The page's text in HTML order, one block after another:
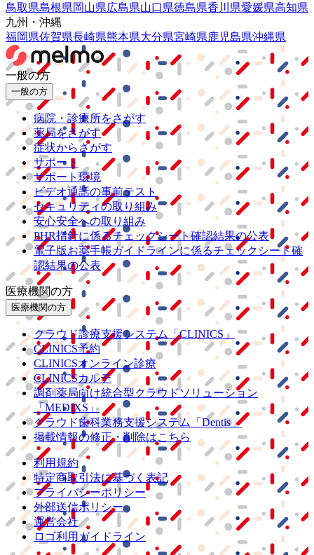
鳥取県島根県岡山県広島県山口県徳島県香川県愛媛県高知県
九州・沖縄
福岡県佐賀県長崎県熊本県大分県宮崎県鹿児島県沖縄県
一般の方
一般の方
病院・診療所をさがす
薬局をさがす
症状からさがす
サポート
サポート環境
ビデオ通話の事前テスト
セキュリティの取り組み
安心安全への取り組み
PHR指針に係るチェックシート確認結果の公表
電子版お薬手帳ガイドラインに係るチェックシート確
認結果の公表
医療機関の方
医療機関の方
クラウド診療支援システム
「CLINICS」
CLINICS予約
CLINICSオンライン診療
CLINICSカルテ
調剤薬局向け統合型クラウドソリューション
「MEDIXS」
クラウド歯科業務支援システム
「Dentis」
掲載情報の修正・削除はこちら
利用規約
特定商取引法に基づく表記
プライバシーポリシー
外部送信ポリシー
運営会社
ロゴ利用ガイドライン